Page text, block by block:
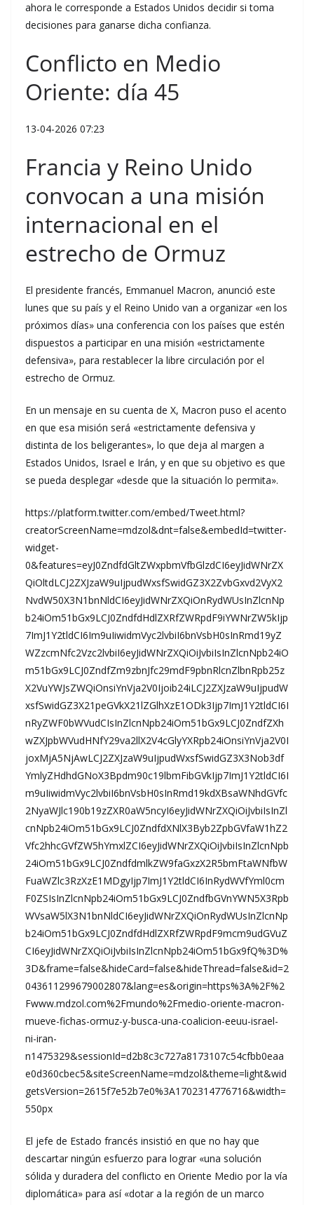
ahora le corresponde a Estados Unidos decidir si toma
decisiones para ganarse dicha confianza.
Conflicto en Medio
Oriente: día 45
13-04-2026 07:23
Francia y Reino Unido
convocan a una misión
internacional en el
estrecho de Ormuz
El presidente francés, Emmanuel Macron, anunció este
lunes que su país y el Reino Unido van a organizar «en los
próximos días» una conferencia con los países que estén
dispuestos a participar en una misión «estrictamente
defensiva», para restablecer la libre circulación por el
estrecho de Ormuz.
En un mensaje en su cuenta de X, Macron puso el acento
en que esa misión será «estrictamente defensiva y
distinta de los beligerantes», lo que deja al margen a
Estados Unidos, Israel e Irán, y en que su objetivo es que
se pueda desplegar «desde que la situación lo permita».
https://platform.twitter.com/embed/Tweet.html?
creatorScreenName=mdzol&dnt=false&embedId=twitter-
widget-
0&features=eyJ0ZndfdGltZWxpbmVfbGlzdCI6eyJidWNrZX
QiOltdLCJ2ZXJzaW9uIjpudWxsfSwidGZ3X2ZvbGxvd2VyX2
NvdW50X3N1bnNldCI6eyJidWNrZXQiOnRydWUsInZlcnNp
b24iOm51bGx9LCJ0ZndfdHdlZXRfZWRpdF9iYWNrZW5kIjp
7ImJ1Y2tldCI6Im9uIiwidmVyc2lvbiI6bnVsbH0sInRmd19yZ
WZzcmNfc2Vzc2lvbiI6eyJidWNrZXQiOiJvbiIsInZlcnNpb24iO
m51bGx9LCJ0ZndfZm9zbnJfc29mdF9pbnRlcnZlbnRpb25z
X2VuYWJsZWQiOnsiYnVja2V0Ijoib24iLCJ2ZXJzaW9uIjpudW
xsfSwidGZ3X21peGVkX21lZGlhXzE1ODk3Ijp7ImJ1Y2tldCI6I
nRyZWF0bWVudCIsInZlcnNpb24iOm51bGx9LCJ0ZndfZXh
wZXJpbWVudHNfY29va2llX2V4cGlyYXRpb24iOnsiYnVja2V0I
joxMjA5NjAwLCJ2ZXJzaW9uIjpudWxsfSwidGZ3X3Nob3df
YmlyZHdhdGNoX3Bpdm90c19lbmFibGVkIjp7ImJ1Y2tldCI6I
m9uIiwidmVyc2lvbiI6bnVsbH0sInRmd19kdXBsaWNhdGVfc
2NyaWJlc190b19zZXR0aW5ncyI6eyJidWNrZXQiOiJvbiIsInZl
cnNpb24iOm51bGx9LCJ0ZndfdXNlX3Byb2ZpbGVfaW1hZ2
Vfc2hhcGVfZW5hYmxlZCI6eyJidWNrZXQiOiJvbiIsInZlcnNpb
24iOm51bGx9LCJ0ZndfdmlkZW9faGxzX2R5bmFtaWNfbW
FuaWZlc3RzXzE1MDgyIjp7ImJ1Y2tldCI6InRydWVfYml0cm
F0ZSIsInZlcnNpb24iOm51bGx9LCJ0ZndfbGVnYWN5X3Rpb
WVsaW5lX3N1bnNldCI6eyJidWNrZXQiOnRydWUsInZlcnNp
b24iOm51bGx9LCJ0ZndfdHdlZXRfZWRpdF9mcm9udGVuZ
CI6eyJidWNrZXQiOiJvbiIsInZlcnNpb24iOm51bGx9fQ%3D%
3D&frame=false&hideCard=false&hideThread=false&id=2
043611299679002807&lang=es&origin=https%3A%2F%2
Fwww.mdzol.com%2Fmundo%2Fmedio-oriente-macron-
mueve-fichas-ormuz-y-busca-una-coalicion-eeuu-israel-
ni-iran-
n1475329&sessionId=d2b8c3c727a8173107c54cfbb0eaa
e0d360cbec5&siteScreenName=mdzol&theme=light&wid
getsVersion=2615f7e52b7e0%3A1702314776716&width=
550px
El jefe de Estado francés insistió en que no hay que
descartar ningún esfuerzo para lograr «una solución
sólida y duradera del conflicto en Oriente Medio por la vía
diplomática» para así «dotar a la región de un marco